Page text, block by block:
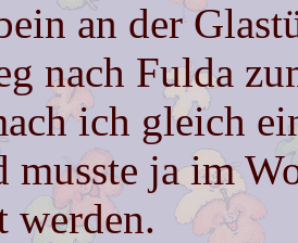
an der
nach Fulda
ich gleich
musste ja im
werden.